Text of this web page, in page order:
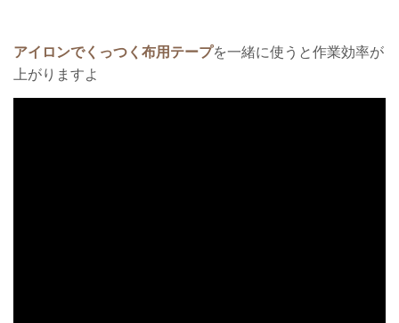
アイロンでくっつく布用テープを一緒に使うと作業効率が
上がりますよ